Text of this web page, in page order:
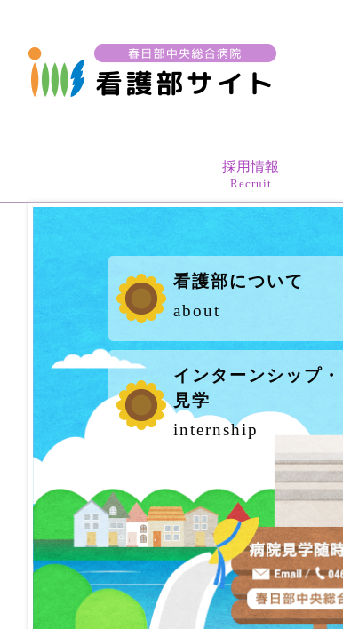
採用情報
Recruit
看護部について
about
インターンシップ・
見学
internship